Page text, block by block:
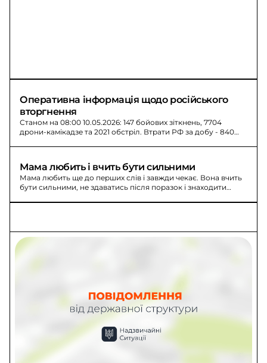
Оперативна інформація щодо російського
вторгнення
Станом на 08:00 10.05.2026: 147 бойових зіткнень, 7704
дрони-камікадзе та 2021 обстріл. Втрати РФ за добу - 840
Мама любить і вчить бути сильними
Мама любить ще до перших слів і завжди чекає. Вона вчить
бути сильними, не здаватись після поразок і знаходити